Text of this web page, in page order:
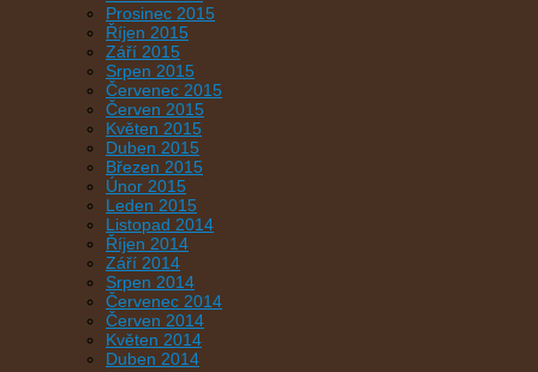
Prosinec 2015
Říjen 2015
Září 2015
Srpen 2015
Červenec 2015
Červen 2015
Květen 2015
Duben 2015
Březen 2015
Únor 2015
Leden 2015
Listopad 2014
Říjen 2014
Září 2014
Srpen 2014
Červenec 2014
Červen 2014
Květen 2014
Duben 2014